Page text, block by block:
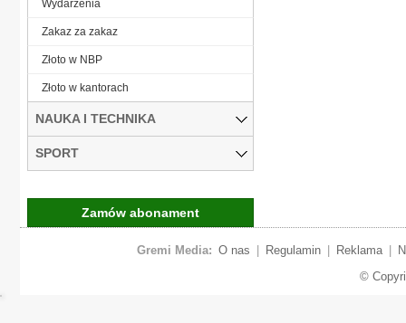
Wydarzenia
Zakaz za zakaz
Złoto w NBP
Złoto w kantorach
NAUKA I TECHNIKA
SPORT
Zamów abonament
Gremi Media: O nas Regulamin Reklama
©